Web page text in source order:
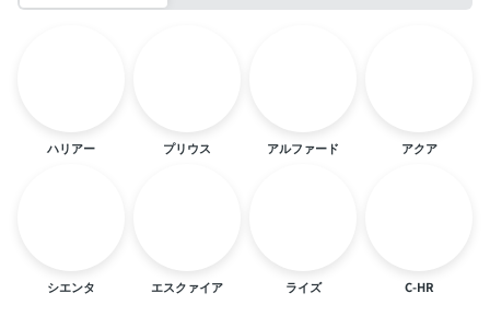
ハリアー プリウス アルファード アクア
シエンタ エスクァイア ライズ C-HR